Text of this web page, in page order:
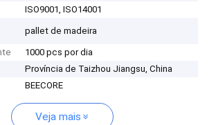
ISO9001, ISO14001
pallet de madeira
1000 pcs por dia
Província de Taizhou Jiangsu, China
BEECORE
Veja mais